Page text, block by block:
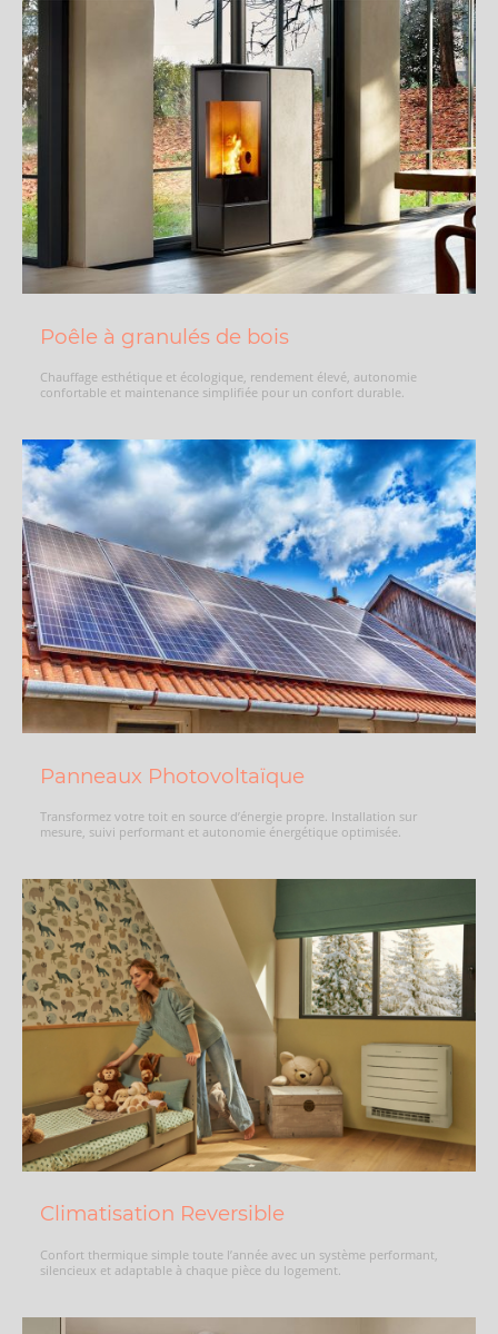
Poêle à granulés de bois
Chauffage esthétique et écologique, rendement élevé, autonomie
confortable et maintenance simplifiée pour un confort durable.
Panneaux Photovoltaïque
Transformez votre toit en source d’énergie propre. Installation sur
mesure, suivi performant et autonomie énergétique optimisée.
Climatisation Reversible
Confort thermique simple toute l’année avec un système performant,
silencieux et adaptable à chaque pièce du logement.